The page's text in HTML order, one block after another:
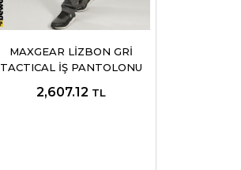
MAXGEAR LİZBON GRİ
TACTICAL İŞ PANTOLONU
2,607.12 TL